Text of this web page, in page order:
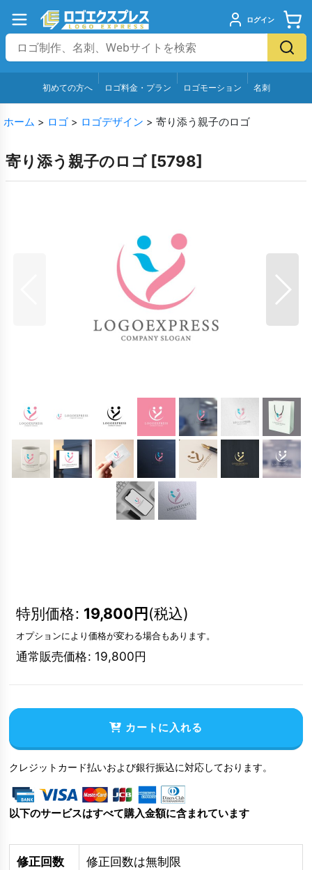
ログイン
初めての方へ ロゴ料金・プラン ロゴモーション 名刺
ホーム > ロゴ > ロゴデザイン > 寄り添う親子のロゴ
寄り添う親子のロゴ [5798]
特別価格: 19,800円(税込)
オプションにより価格が変わる場合もあります。
通常販売価格: 19,800円
カートに入れる
クレジットカード払いおよび銀行振込に対応しております。
以下のサービスはすべて購入金額に含まれています
修正回数 修正回数は無制限